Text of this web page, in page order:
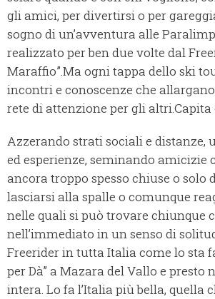
gli amici, per divertirsi o per
sogno di un’avventura alle
realizzato per ben due volte dal
Maraffio”.Ma ogni tappa dello ski
incontri e conoscenze che
rete di attenzione per gli altri.Capita
Azzerando strati sociali e distanze,
ed esperienze, seminando amicizie
ancora troppo spesso chiuse o solo
lasciarsi alla spalle o comunque
nelle quali si può trovare chiunque
nell’immediato in un senso di
Freerider in tutta Italia come lo sta
per Dà” a Mazara del Vallo e presto
intera. Lo fa l’Italia più bella, quella